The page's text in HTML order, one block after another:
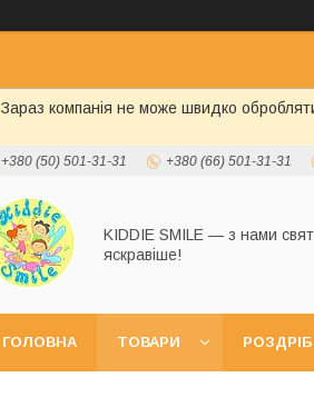
Зараз компанія не може швидко
+380 (50) 501-31-31 +380 (66) 501-31-31
KIDDIE SMILE — з нами
яскравіше!
ГОЛОВНА ТОВАРИ РОЗДРІБ